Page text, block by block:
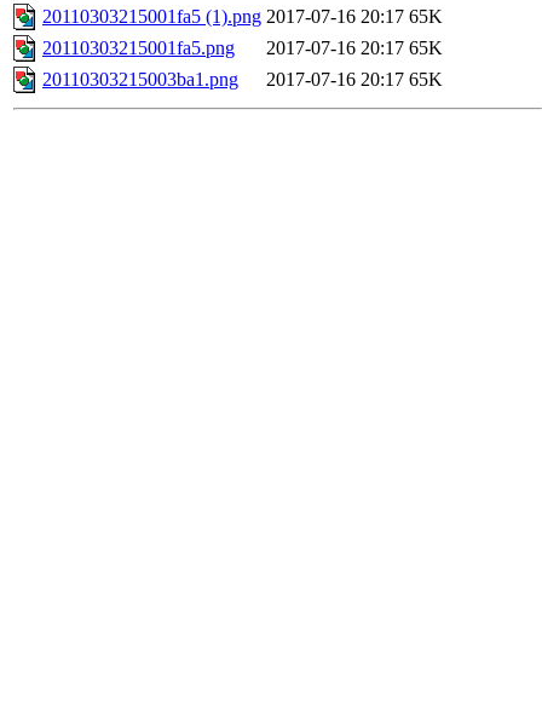
20110303215001fa5 (1).png 2017-07-16 20:17 65K
20110303215001fa5.png
2017-07-16 20:17 65K
20110303215003ba1.png
2017-07-16 20:17 65K